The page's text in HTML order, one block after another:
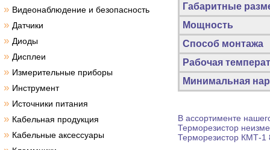
» Видеонаблюдение и безопасность
» Датчики
» Диоды
» Дисплеи
» Измерительные приборы
» Инструмент
» Источники питания
» Кабельная продукция
» Кабельные аксессуары
Габаритные
Мощность
Способ монтажа
Рабочая
Минимальная
В ассортименте
Терморезистор
Терморезистор КМТ-1